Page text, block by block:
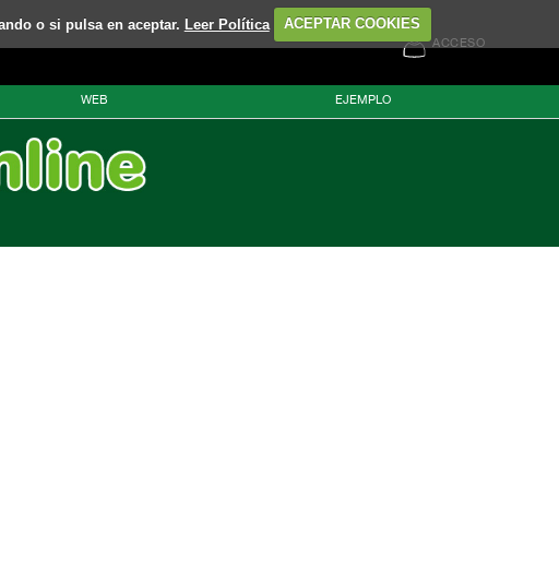
o si pulsa en aceptar. Leer Política ACEPTAR COOKIES
ACCESO
WEB EJEMPLO